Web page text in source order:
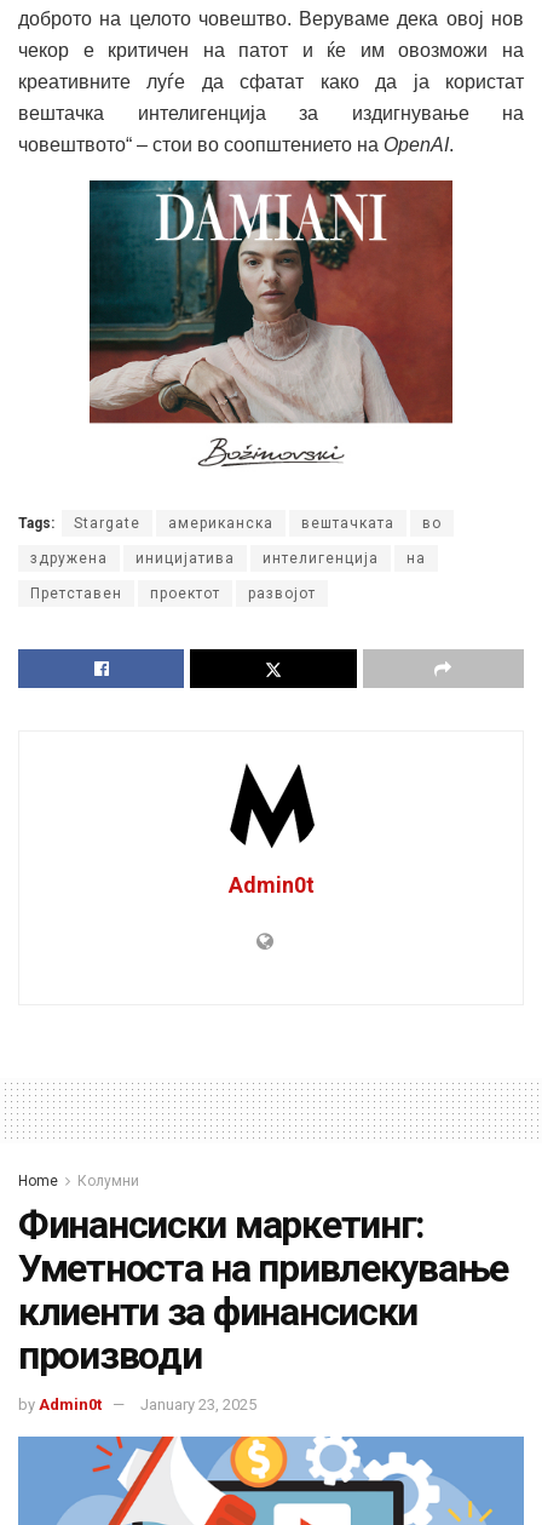
доброто на целото човештво. Веруваме дека овој нов
чекор е критичен на патот и ќе им овозможи на
креативните луѓе да сфатат како да ја користат
вештачка интелигенција за издигнување на
човештвото“ – стои во соопштението на OpenAI.
Tags: Stargate американска вештачката во
здружена иницијатива интелигенција на
Претставен проектот развојот
Admin0t
Home Колумни
Финансиски маркетинг:
Уметноста на привлекување
клиенти за финансиски
производи
by Admin0t January 23, 2025